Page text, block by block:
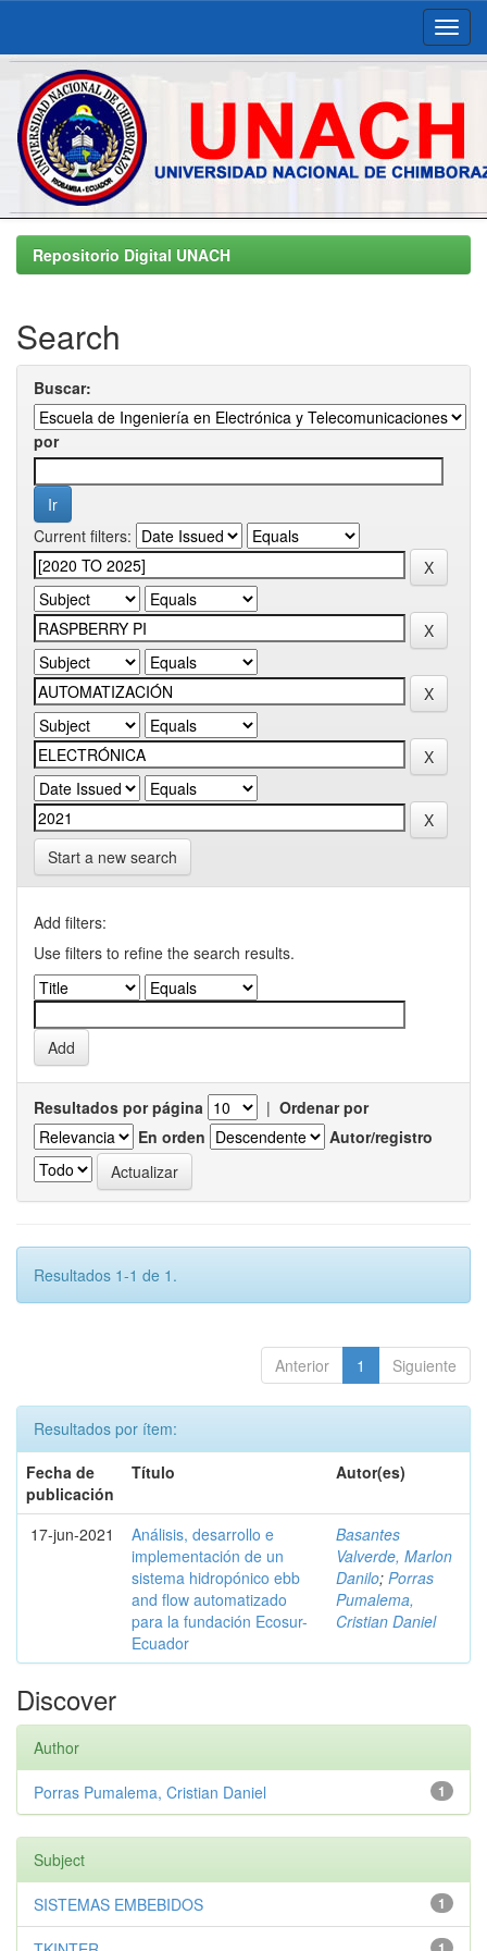
Skip
navigationRepositorio Digital UNACH
Search
Buscar:
por
Current filters:
Start a new search
Add filters:
Use filters to refine the search results.
Resultados por página | Ordenar por
En orden
Autor/registro
Resultados 1-1 de 1.
Anterior 1 Siguiente
Resultados por ítem:
Fecha de
publicación
Título Autor(es)
17-jun-2021
Análisis, desarrollo e
implementación de un
sistema hidropónico ebb
and flow automatizado
para la fundación Ecosur-
Ecuador
Basantes
Valverde, Marlon
Danilo; Porras
Pumalema,
Cristian Daniel
Discover
Author
1
Porras Pumalema, Cristian Daniel
Subject
1
SISTEMAS EMBEBIDOS